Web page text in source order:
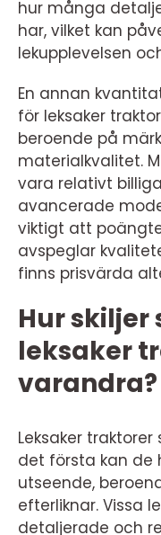
hur många
har, vilket kan
lekupplevelsen
En annan
för leksaker
beroende på
materialkvalitet.
vara relativt
avancerade
viktigt att
avspeglar
finns prisvärda
Hur skiljer
leksaker
varandra?
Leksaker
det första kan de
utseende,
efterliknar. Vissa
detaljerade och